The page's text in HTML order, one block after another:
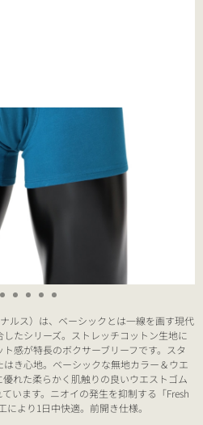
ルス）は、ベーシックとは一線を画す現代
たシリーズ。ストレッチコットン生地に
感が特長のボクサーブリーフです。スタ
き心地。ベーシックな無地カラー＆ウエ
れた柔らかく肌触りの良いウエストゴム
います。ニオイの発生を抑制する「Fresh
より1日中快適。前開き仕様。